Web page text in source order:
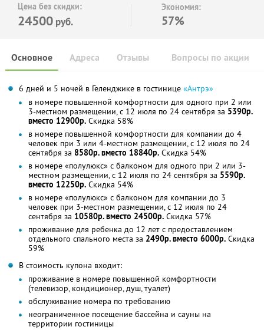
Цена без скидки:
24500 руб.
Экономия:
57%
Основное Отзывы Вопросы по акции
Адреса
6 дней и 5 ночей в Геленджике в гостинице «Антрэ»
в номере повышенной комфортности для одного при 2 или
3-местном размещении, с 12 июля по 24 сентября за 5390р.
вместо 12900р. Скидка 58%
в номере повышенной комфортности для компании до 4
человек при 3 или 4-местном размещении, с 12 июля по 24
сентября за 8580р. вместо 18840р. Скидка 54%
в номере «полулюкс» с балконом для одного при 2 или 3-
местном размещении, с 12 июля по 24 сентября за 5590р.
вместо 12250р. Скидка 54%
в номере «полулюкс» с балконом для компании до 3
человек при 3-местном размещении, с 12 июля по 24
сентября за 10580р. вместо 24500р. Скидка 57%
проживание для ребенка до 12 лет с предоставлением
отдельного спального места за 2490р. вместо 6000р. Скидка
59%
В стоимость купона входит:
проживание в номере повышенной комфортности
(телевизор, кондиционер, душ, туалет)
обслуживание номера по требованию
неограниченное посещение бассейна и сауны на
территории гостиницы